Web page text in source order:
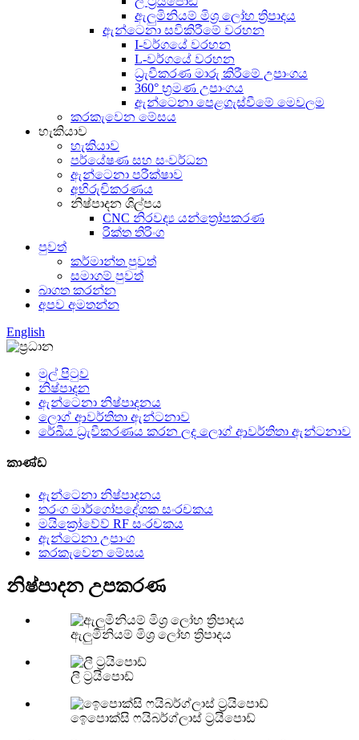
ඇලුමිනියම් මිශ්‍ර ලෝහ ත්‍රිපාදය
ඇන්ටෙනා සවිකිරීමේ වරහන
I-වර්ගයේ වරහන
L-වර්ගයේ වරහන
ධ්‍රැවීකරණ මාරු කිරීමේ උපාංගය
360° භ්‍රමණ උපාංගය
ඇන්ටෙනා පෙළගැස්වීමේ මෙවලම
කරකැවෙන මේසය
හැකියාව
හැකියාව
පර්යේෂණ සහ සංවර්ධන
ඇන්ටෙනා පරීක්ෂාව
අභිරුචිකරණය
නිෂ්පාදන ශිල්පය
CNC නිරවද්‍ය යන්ත්‍රෝපකරණ
රික්ත තිරිංග
පුවත්
කර්මාන්ත පුවත්
සමාගම් පුවත්
බාගත කරන්න
අපව අමතන්න
English
මුල් පිටුව
නිෂ්පාදන
ඇන්ටෙනා නිෂ්පාදනය
ලොග් ආවර්තිතා ඇන්ටනාව
රේඛීය ධ්‍රැවීකරණය කරන ලද ලොග් ආවර්තිතා ඇන්ටනාව
කාණ්ඩ
ඇන්ටෙනා නිෂ්පාදනය
තරංග මාර්ගෝපදේශක සංරචකය
මයික්‍රෝවේව් RF සංරචකය
ඇන්ටෙනා උපාංග
කරකැවෙන මේසය
නිෂ්පාදන උපකරණ
ඇලුමිනියම් මිශ්‍ර ලෝහ ත්‍රිපාදය
ලී ට්‍රයිපොඩ්
ඉෙපොක්සි ෆයිබර්ග්ලාස් ට්‍රයිපොඩ්